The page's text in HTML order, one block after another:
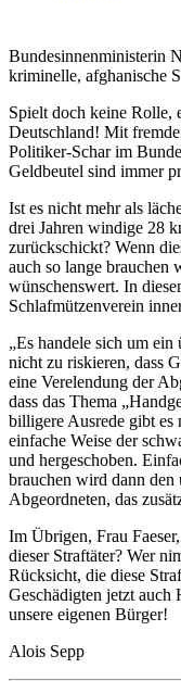
Bundesinnenministerin
kriminelle, afghanische
Spielt doch keine Rolle,
Deutschland! Mit
Politiker-Schar im
Geldbeutel sind immer
Ist es nicht mehr als
drei Jahren windige 28
zurückschickt? Wenn
auch so lange brauchen
wünschenswert. In
Schlafmützenverein
„Es handele sich um ein
nicht zu riskieren, dass
eine Verelendung der
dass das Thema
billigere Ausrede gibt
einfache Weise der
und hergeschoben.
brauchen wird dann den
Abgeordneten, das
Im Übrigen, Frau
dieser Straftäter? Wer
Rücksicht, die diese
Geschädigten jetzt
unsere eigenen Bürger!
Alois Sepp